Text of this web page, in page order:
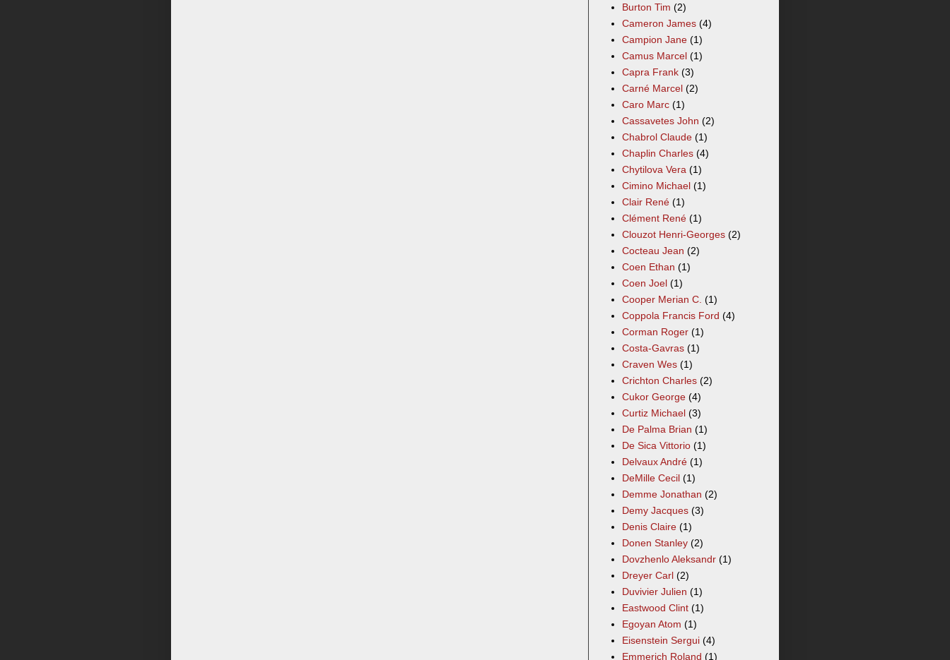
Burton Tim (2)
Cameron James (4)
Campion Jane (1)
Camus Marcel (1)
Capra Frank (3)
Carné Marcel (2)
Caro Marc (1)
Cassavetes John (2)
Chabrol Claude (1)
Chaplin Charles (4)
Chytilova Vera (1)
Cimino Michael (1)
Clair René (1)
Clément René (1)
Clouzot Henri-Georges (2)
Cocteau Jean (2)
Coen Ethan (1)
Coen Joel (1)
Cooper Merian C. (1)
Coppola Francis Ford (4)
Corman Roger (1)
Costa-Gavras (1)
Craven Wes (1)
Crichton Charles (2)
Cukor George (4)
Curtiz Michael (3)
De Palma Brian (1)
De Sica Vittorio (1)
Delvaux André (1)
DeMille Cecil (1)
Demme Jonathan (2)
Demy Jacques (3)
Denis Claire (1)
Donen Stanley (2)
Dovzhenlo Aleksandr (1)
Dreyer Carl (2)
Duvivier Julien (1)
Eastwood Clint (1)
Egoyan Atom (1)
Eisenstein Sergui (4)
Emmerich Roland (1)